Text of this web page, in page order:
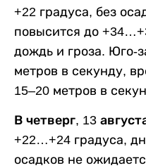
+22 градуса, без
повысится до
дождь и гроза. Юго-
метров в секунду,
15–20 метров в
В четверг, 13
+22…+24 градуса,
осадков не